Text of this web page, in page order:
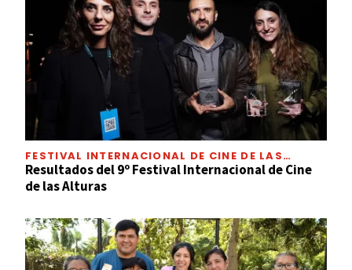
FESTIVAL INTERNACIONAL DE CINE DE LAS
ALTURAS
Resultados del 9º Festival Internacional de Cine
de las Alturas